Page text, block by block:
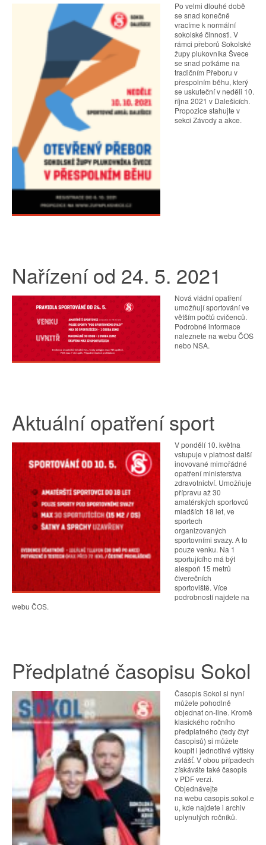
Po velmi dlouhé době
se snad konečně
vracíme k normální
sokolské činnosti. V
rámci přeborů Sokolské
župy plukovníka Švece
se snad potkáme na
tradičním Přeboru v
přespolním běhu, který
se uskuteční v neděli 10.
října 2021 v Dalešicích.
Propozice stahujte v
sekci Závody a akce.
Nařízení od 24. 5. 2021
Nová vládní opatření
umožňují sportování ve
větším počtů cvičenců.
Podrobné informace
naleznete na webu ČOS
nebo NSA.
Aktuální opatření sport
V pondělí 10. května
vstupuje v platnost další
inovované mimořádné
opatření ministerstva
zdravotnictví. Umožňuje
přípravu až 30
amatérských sportovců
mladších 18 let, ve
sportech
organizovaných
sportovními svazy. A to
pouze venku. Na 1
sportujícího má být
alespoň 15 metrů
čtverečních
sportoviště. Více
podrobností najdete na
webu ČOS.
Předplatné časopisu Sokol
Časopis Sokol si nyní
můžete pohodlně
objednat on-line. Kromě
klasického ročního
předplatného (tedy čtyř
časopisů) si můžete
koupit i jednotlivé výtisky
zvlášť. V obou případech
získáváte také časopis
v PDF verzi.
Objednávejte
na webu casopis.sokol.e
u, kde najdete i archiv
uplynulých ročníků.